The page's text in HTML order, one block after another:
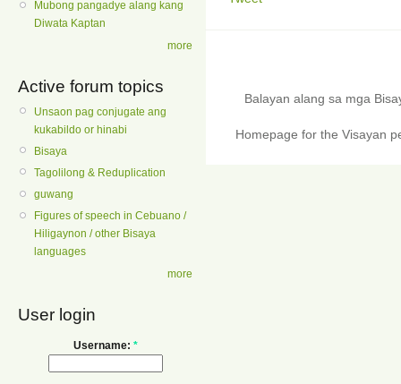
Mubong pangadye alang kang
Diwata Kaptan
more
Active forum topics
Unsaon pag conjugate ang
kukabildo or hinabi
Bisaya
Tagolilong & Reduplication
guwang
Figures of speech in Cebuano /
Hiligaynon / other Bisaya
languages
more
User login
Username: *
Balayan alang sa mga
Homepage for the Visayan